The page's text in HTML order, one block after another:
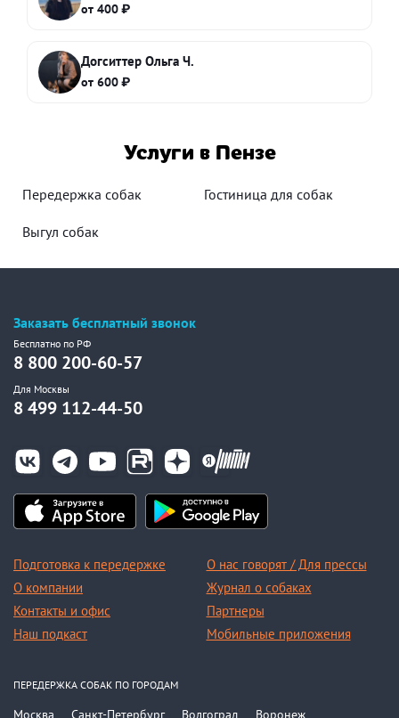
от 400 ₽
Догситтер Ольга Ч.
от 600 ₽
Услуги в Пензе
Передержка собак Гостиница для собак
Выгул собак
Заказать бесплатный звонок
Бесплатно по РФ
8 800 200-60-57
Для Москвы
8 499 112-44-50
Подготовка к передержке
О компании
Контакты и офис
Наш подкаст
О нас говорят / Для прессы
Журнал о собаках
Партнеры
Мобильные приложения
ПЕРЕДЕРЖКА СОБАК ПО ГОРОДАМ
Москва Санкт-Петербург Волгоград Воронеж